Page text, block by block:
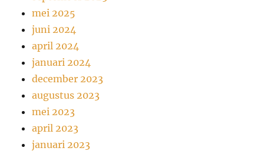
mei 2025
juni 2024
april 2024
januari 2024
december 2023
augustus 2023
mei 2023
april 2023
januari 2023